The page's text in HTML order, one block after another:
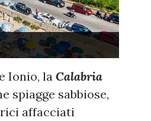
Ionio, la Calabria
spiagge sabbiose,
affacciati